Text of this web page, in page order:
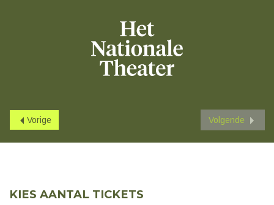
Vorige Volgende
KIES AANTAL TICKETS